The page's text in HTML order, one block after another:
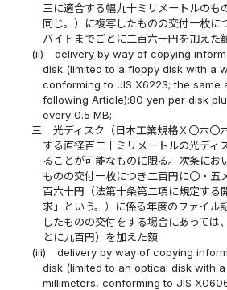
三に適合する幅九十ミリメートルのも
同じ。）に複写したものの交付一枚に
バイトまでごとに二百六十円を加えた
(ii)
delivery by way of copying
disk (limited to a floppy disk with a
conforming to JIS X6223; the same
following Article):80 yen per disk
every 0.5 MB;
三
光ディスク（日本工業規格Ｘ〇六〇
する直径百二十ミリメートルの光ディ
ることが可能なものに限る。次条にお
ものの交付一枚につき二百円に〇・五
百六十円（法第十条第二項に規定する
求」という。）に係る年度のファイル
したものの交付をする場合にあっては
とに九百円）を加えた額
(iii)
delivery by way of copying
disk (limited to an optical disk with
millimeters, conforming to JIS